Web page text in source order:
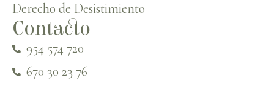
Derecho de Desistimiento
Contacto
954 574 720
670 30 23 76